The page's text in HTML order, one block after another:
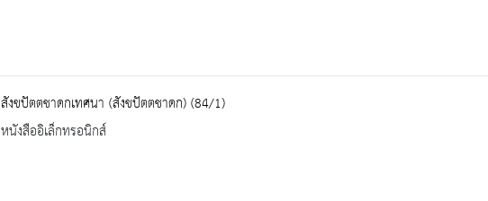
สังขปัตตชาดกเทศนา (สังขปัตตชาดก) (84/1)
หนังสืออิเล็กทรอนิกส์